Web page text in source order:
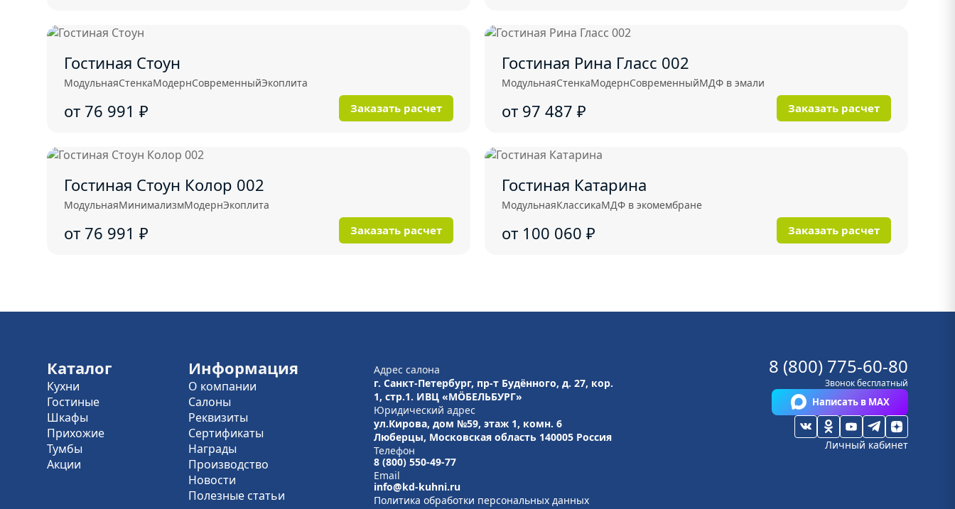
Гостиная Стоун
МодульнаяСтенкаМодернСовременныйЭкоплита
от 76 991 ₽ Заказать расчет
Гостиная Рина Гласс 002
МодульнаяСтенкаМодернСовременныйМДФ в эмали
от 97 487 ₽ Заказать расчет
Гостиная Стоун Колор 002
МодульнаяМинимализмМодернЭкоплита
от 76 991 ₽ Заказать расчет
Гостиная Катарина
МодульнаяКлассикаМДФ в экомембране
от 100 060 ₽ Заказать расчет
Каталог
Кухни
Гостиные
Шкафы
Прихожие
Тумбы
Акции
Информация
О компании
Салоны
Реквизиты
Сертификаты
Награды
Производство
Новости
Полезные статьи
Адрес салона
г. Санкт-Петербург, пр-т Будённого, д. 27, кор.
1, стр.1. ИВЦ «МÖБЕЛЬБУРГ»
Юридический адрес
ул.Кирова, дом №59, этаж 1, комн. 6
Люберцы, Московская область 140005 Россия
Телефон
8 (800) 550-49-77
Email
info@kd-kuhni.ru
Политика обработки персональных данных
8 (800) 775-60-80
Звонок бесплатный
Написать в MAX
Личный кабинет